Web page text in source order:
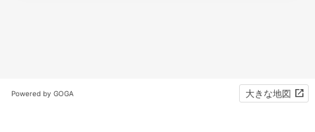
Powered by GOGA 大きな地図